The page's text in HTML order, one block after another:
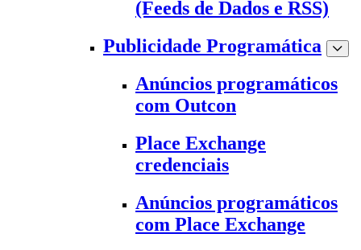
(Feeds de Dados e RSS)
Publicidade Programática
Anúncios programáticos
com Outcon
Place Exchange
credenciais
Anúncios programáticos
com Place Exchange